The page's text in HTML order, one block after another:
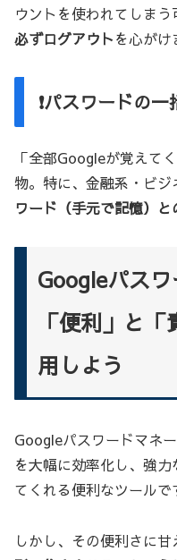
ウントを使われてしま
必ずログアウトを心がけ
❗パスワードの
「全部Googleが覚えて
物。特に、金融系・ビ
ワード（手元で記憶）と
Googleパス
「便利」と
用しよう
Googleパスワードマネ
を大幅に効率化し、強
てくれる便利なツールで
しかし、その便利さに甘